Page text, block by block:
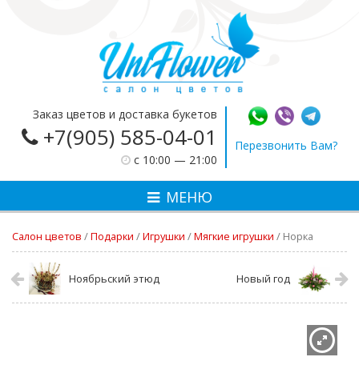
Заказ цветов и доставка букетов
+7(905) 585-04-01
c 10:00 — 21:00
Перезвонить Вам?
МЕНЮ
Салон цветов /Подарки /Игрушки /Мягкие игрушки / Норка
Ноябрьский этюд Новый год